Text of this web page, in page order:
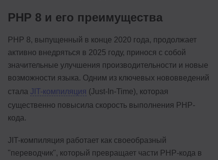
PHP 8 и его преимущества
PHP 8, выпущенный в конце 2020 года, продолжает
активно внедряться в 2025 году, принося с собой
значительные улучшения производительности и новые
возможности языка. Одним из ключевых нововведений
стала JIT-компиляция (Just-In-Time), которая
существенно повысила скорость выполнения PHP-
кода.
JIT-компиляция работает как своеобразный
"переводчик", который превращает части PHP-кода в